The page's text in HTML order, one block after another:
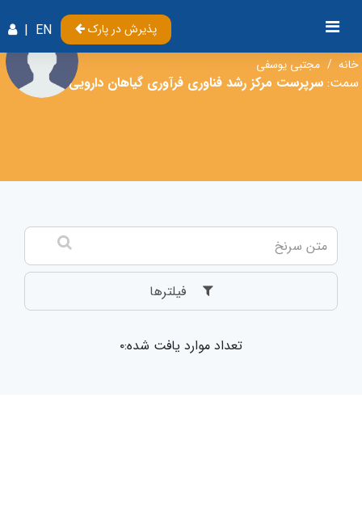
EN
| پذیرش در پارک مجتبی یوسفی
خانه مجتبی یوسفی
سمت: سرپرست مرکز رشد فناوری فرآوری گیاهان دارویی
فیلترها
تعداد موارد یافت شده:۰